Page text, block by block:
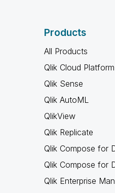
Products
All Products
Qlik Cloud Platform
Qlik Sense
Qlik AutoML
QlikView
Qlik Replicate
Qlik Compose for
Qlik Compose for
Qlik Enterprise